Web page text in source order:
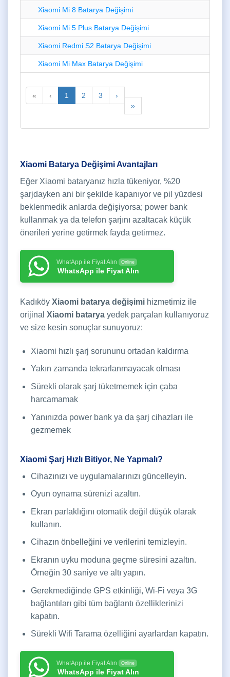
Xiaomi Mi 8 Batarya Değişimi
Xiaomi Mi 5 Plus Batarya Değişimi
Xiaomi Redmi S2 Batarya Değişimi
Xiaomi Mi Max Batarya Değişimi
« ‹ 1 2 3
›
»
Xiaomi Batarya Değişimi Avantajları
Eğer Xiaomi bataryanız hızla tükeniyor, %20
şarjdayken ani bir şekilde kapanıyor ve pil yüzdesi
beklenmedik anlarda değişiyorsa; power bank
kullanmak ya da telefon şarjını azaltacak küçük
önerileri yerine getirmek fayda getirmez.
WhatApp ile Fiyat Alın Online
WhatsApp ile Fiyat Alın
Kadıköy Xiaomi batarya değişimi hizmetimiz ile
orijinal Xiaomi batarya yedek parçaları kullanıyoruz
ve size kesin sonuçlar sunuyoruz:
Xiaomi hızlı şarj sorununu ortadan kaldırma
Yakın zamanda tekrarlanmayacak olması
Sürekli olarak şarj tüketmemek için çaba
harcamamak
Yanınızda power bank ya da şarj cihazları ile
gezmemek
Xiaomi Şarj Hızlı Bitiyor, Ne Yapmalı?
Cihazınızı ve uygulamalarınızı güncelleyin.
Oyun oynama sürenizi azaltın.
Ekran parlaklığını otomatik değil düşük olarak
kullanın.
Cihazın önbelleğini ve verilerini temizleyin.
Ekranın uyku moduna geçme süresini azaltın.
Örneğin 30 saniye ve altı yapın.
Gerekmediğinde GPS etkinliği, Wi-Fi veya 3G
bağlantıları gibi tüm bağlantı özelliklerinizi
kapatın.
Sürekli Wifi Tarama özelliğini ayarlardan kapatın.
WhatApp ile Fiyat Alın Online
WhatsApp ile Fiyat Alın